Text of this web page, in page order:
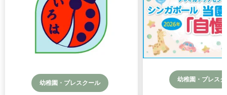
幼稚園・プレスクール 幼稚園・プレス